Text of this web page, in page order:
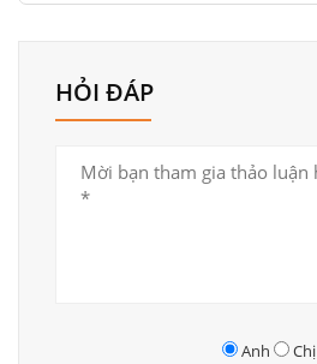
HỎI ĐÁP
Anh Chị